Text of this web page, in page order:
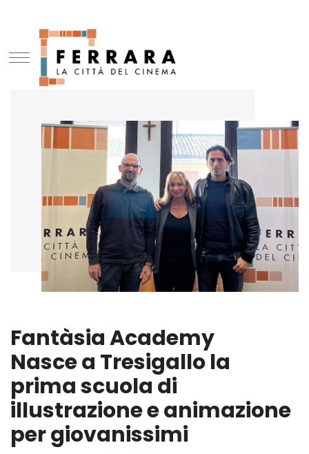
Fantàsia Academy
Nasce a Tresigallo la
prima scuola di
illustrazione e animazione
per giovanissimi